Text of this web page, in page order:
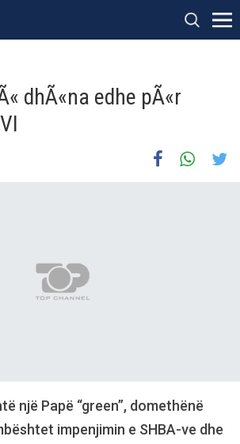
dhÃ«na edhe pÃ«r
një Papë “green”, domethënë
impenjimin e SHBA-ve dhe